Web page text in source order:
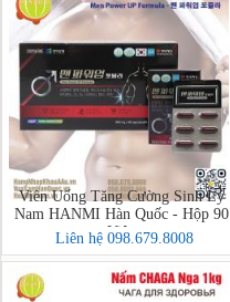
Viên Uống Tăng Cường Sinh Lý
Nam HANMI Hàn Quốc - Hộp 90
Viên
Liên hệ 098.679.8008